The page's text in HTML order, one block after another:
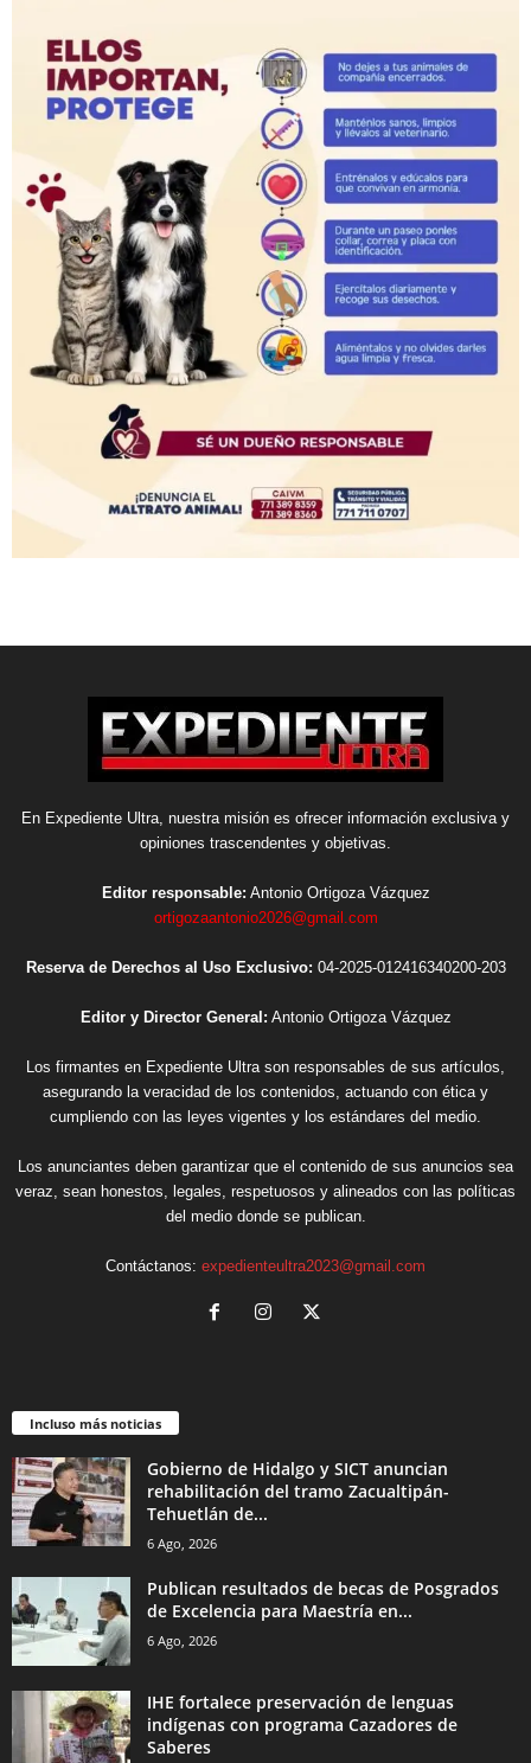
En Expediente Ultra, nuestra misión es ofrecer información exclusiva y
opiniones trascendentes y objetivas.
Editor responsable: Antonio Ortigoza Vázquez
ortigozaantonio2026@gmail.com
Reserva de Derechos al Uso Exclusivo: 04-2025-012416340200-203
Editor y Director General: Antonio Ortigoza Vázquez
Los firmantes en Expediente Ultra son responsables de sus artículos,
asegurando la veracidad de los contenidos, actuando con ética y
cumpliendo con las leyes vigentes y los estándares del medio.
Los anunciantes deben garantizar que el contenido de sus anuncios sea
veraz, sean honestos, legales, respetuosos y alineados con las políticas
del medio donde se publican.
Contáctanos: expedienteultra2023@gmail.com
Incluso más noticias
Gobierno de Hidalgo y SICT anuncian
rehabilitación del tramo Zacualtipán-
Tehuetlán de...
6 Ago, 2026
Publican resultados de becas de Posgrados
de Excelencia para Maestría en...
6 Ago, 2026
IHE fortalece preservación de lenguas
indígenas con programa Cazadores de
Saberes